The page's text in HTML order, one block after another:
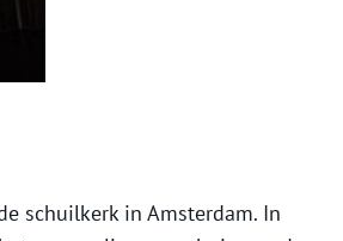
schuilkerk in Amsterdam. In